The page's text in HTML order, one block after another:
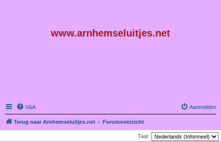
www.arnhemseluitjes.net
V&A Aanmelden
Terug naar Arnhemseluitjes.net Forumoverzicht
Taal: